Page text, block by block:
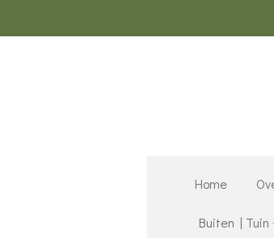
direct
Home
Buiten | Tuin